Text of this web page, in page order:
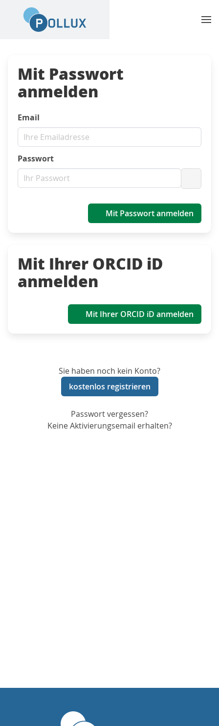
Mit Passwort
anmelden
Email
Passwort
Mit Passwort anmelden
Mit Ihrer ORCID iD
anmelden
Mit Ihrer ORCID iD anmelden
Sie haben noch kein Konto?
kostenlos registrieren
Passwort vergessen?
Keine Aktivierungsemail erhalten?